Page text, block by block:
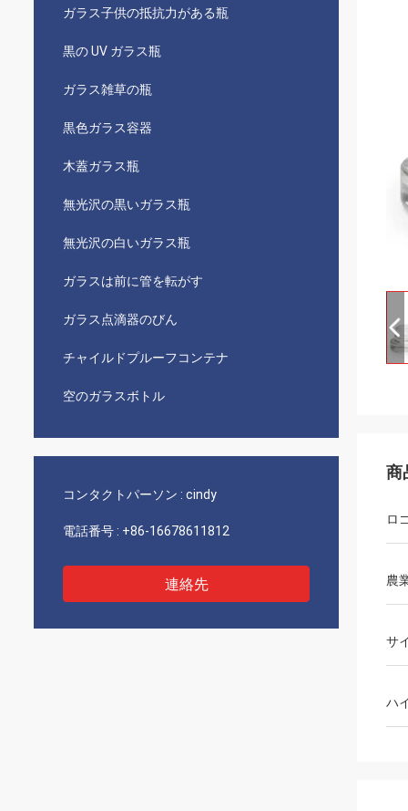
ガラス子供の抵抗力がある瓶
黒の UV ガラス瓶
ガラス雑草の瓶
黒色ガラス容器
木蓋ガラス瓶
無光沢の黒いガラス瓶
無光沢の白いガラス瓶
ガラスは前に管を転がす
ガラス点滴器のびん
チャイルドプルーフコンテナ
空のガラスボトル
コンタクトパーソン : cindy
電話番号 : +86-16678611812
連絡先
商
ロ
農
サ
ハ